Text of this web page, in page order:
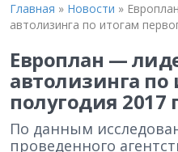
Главная » Новости »
автолизинга по итогам
Европлан —
автолизинга по
полугодия 2017
По данным
проведенного